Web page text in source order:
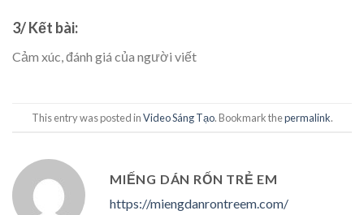
3/ Kết bài:
Cảm xúc, đánh giá của người viết
This entry was posted inVideo Sáng Tạo. Bookmark thepermalink.
MIẾNG DÁN RỐN TRẺ EM
https://miengdanrontreem.com/